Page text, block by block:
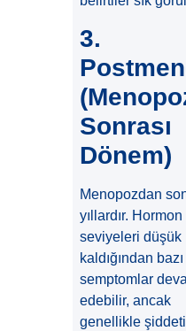
3.
Sonrası
Dönem)
Menopozdan
yıllardır. Hormon
seviyeleri düşük
kaldığından bazı
semptomlar
edebilir, ancak
genellikle şiddeti